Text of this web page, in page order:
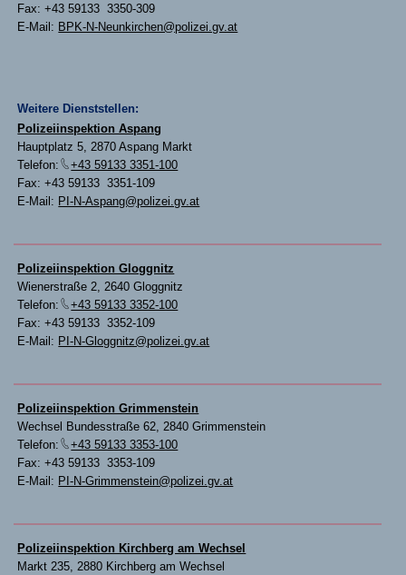
Fax: +43 59133 3350-309
E-Mail: BPK-N-Neunkirchen@polizei.gv.at
Weitere Dienststellen:
Polizeiinspektion Aspang
Hauptplatz 5, 2870 Aspang Markt
Telefon:
+43 59133 3351-100
Fax: +43 59133 3351-109
E-Mail: PI-N-Aspang@polizei.gv.at
Polizeiinspektion Gloggnitz
Wienerstraße 2, 2640 Gloggnitz
Telefon:
+43 59133 3352-100
Fax: +43 59133 3352-109
E-Mail: PI-N-Gloggnitz@polizei.gv.at
Polizeiinspektion Grimmenstein
Wechsel Bundesstraße 62, 2840 Grimmenstein
Telefon:
+43 59133 3353-100
Fax: +43 59133 3353-109
E-Mail: PI-N-Grimmenstein@polizei.gv.at
Polizeiinspektion Kirchberg am Wechsel
Markt 235, 2880 Kirchberg am Wechsel